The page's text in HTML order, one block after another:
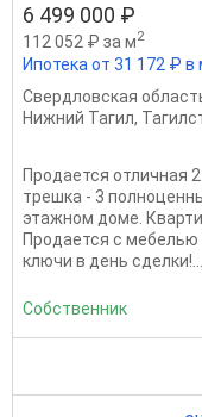
6 499 000 ₽
112 052 ₽ за м2
Ипотека от 31 172 ₽ в
Свердловская
Нижний Тагил,
Продается отличная
трешка - 3
этажном доме.
Продается с мебелью
ключи в день сделки!...
Собственник